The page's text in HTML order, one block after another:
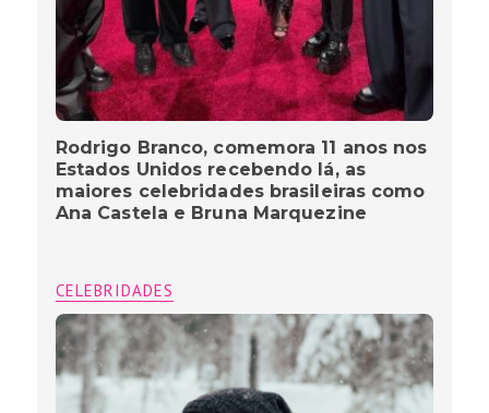
Rodrigo Branco, comemora 11 anos nos
Estados Unidos recebendo lá, as
maiores celebridades brasileiras como
Ana Castela e Bruna Marquezine
CELEBRIDADES